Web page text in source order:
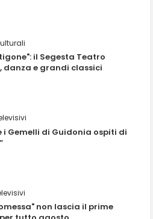
il Segesta Teatro
danza e grandi classici
i Gemelli di Guidonia ospiti di
non lascia il prime